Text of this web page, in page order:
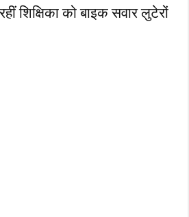
शिक्षिका को बाइक सवार लुटेरों